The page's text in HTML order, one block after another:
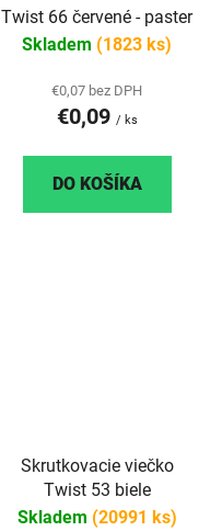
Twist 66 červené - paster
Skladem (1823 ks)
€0,07 bez DPH
€0,09 / ks
DO KOŠÍKA
Skrutkovacie viečko
Twist 53 biele
Skladem (20991 ks)